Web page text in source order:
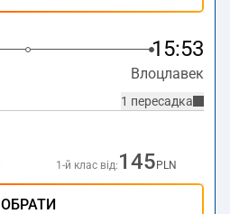
15:53
Влоцлавек
1 пересадка
1-й клас від: 145 PLN
ОБРАТИ